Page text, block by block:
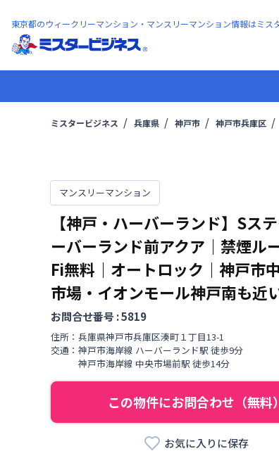
東京都のウィークリーマンション・マンスリーマンション情報はミス
ミスタービジネス 兵庫県 神戸市 神戸市兵庫区
マンスリーマンション
【神戸・ハーバーランド】Sス
ーバーランド前アクア｜禁煙ル
Fi無料｜オートロック｜神戸市
市場・イオンモール神戸南も近
お問合せ番号 :5819
住所： 兵庫県神戸市兵庫区湊町 １丁目13-1
交通： 神戸市海岸線 ハーバーランド駅 徒歩9分
神戸市海岸線 中央市場前駅 徒歩14分
この物件にお問合わせ（無料）
お気に入りに保存